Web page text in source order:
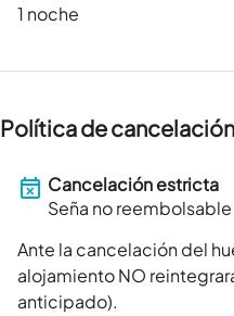
1 noche
Política de cancelación
Cancelación estricta
Seña no reembolsable
Ante la cancelación del
alojamiento NO
anticipado).